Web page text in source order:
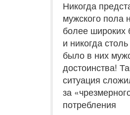
Никогда
мужского пола
более широких
и никогда
было в них
достоинства!
ситуация
за
потребления